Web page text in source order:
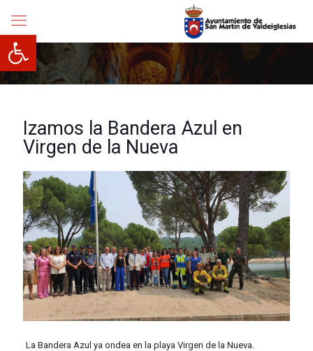
Abrir barra de herramientas
Izamos la Bandera Azul en
Virgen de la Nueva
La Bandera Azul ya ondea en la playa Virgen de la Nueva.